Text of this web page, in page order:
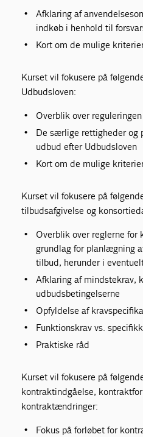
Afklaring af
indkøb i henhold til
Kort om de mulige
Kurset vil fokusere på
Udbudsloven:
Overblik over
De særlige rettigheder og
udbud efter Udbudsloven
Kort om de mulige
Kurset vil fokusere på
tilbudsafgivelse og
Overblik over reglerne for
grundlag for planlægning
tilbud, herunder i
Afklaring af mindstekrav,
udbudsbetingelserne
Opfyldelse af
Funktionskrav vs.
Praktiske råd
Kurset vil fokusere på
kontraktindgåelse,
kontraktændringer:
Fokus på forløbet for